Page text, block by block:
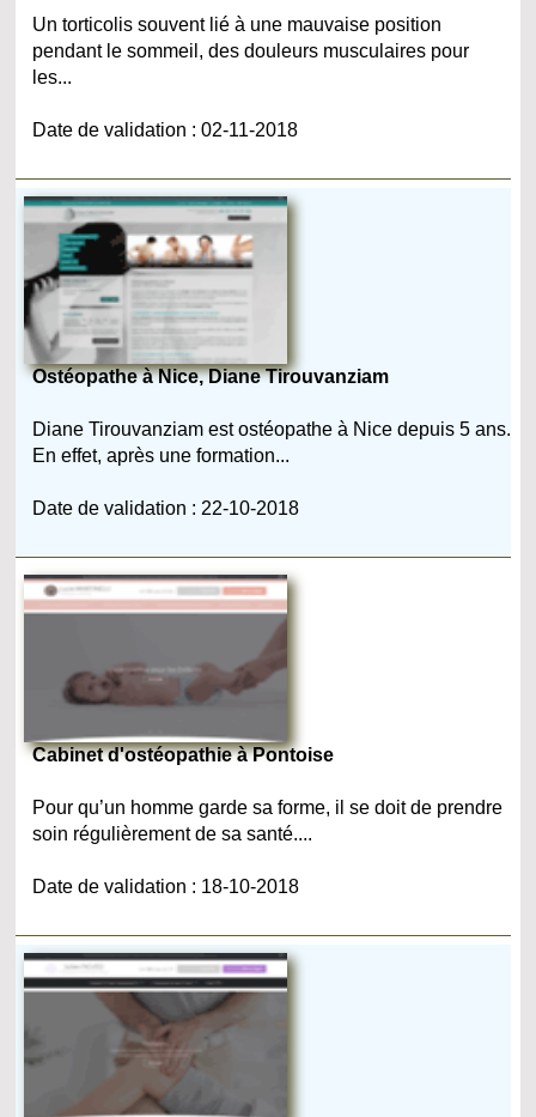
Un torticolis souvent lié à une mauvaise position
pendant le sommeil, des douleurs musculaires pour
les...
Date de validation : 02-11-2018
Ostéopathe à Nice, Diane Tirouvanziam
Diane Tirouvanziam est ostéopathe à Nice depuis 5 ans.
En effet, après une formation...
Date de validation : 22-10-2018
Cabinet d'ostéopathie à Pontoise
Pour qu’un homme garde sa forme, il se doit de prendre
soin régulièrement de sa santé....
Date de validation : 18-10-2018